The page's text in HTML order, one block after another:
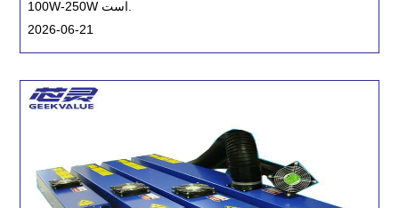
2026-06-21